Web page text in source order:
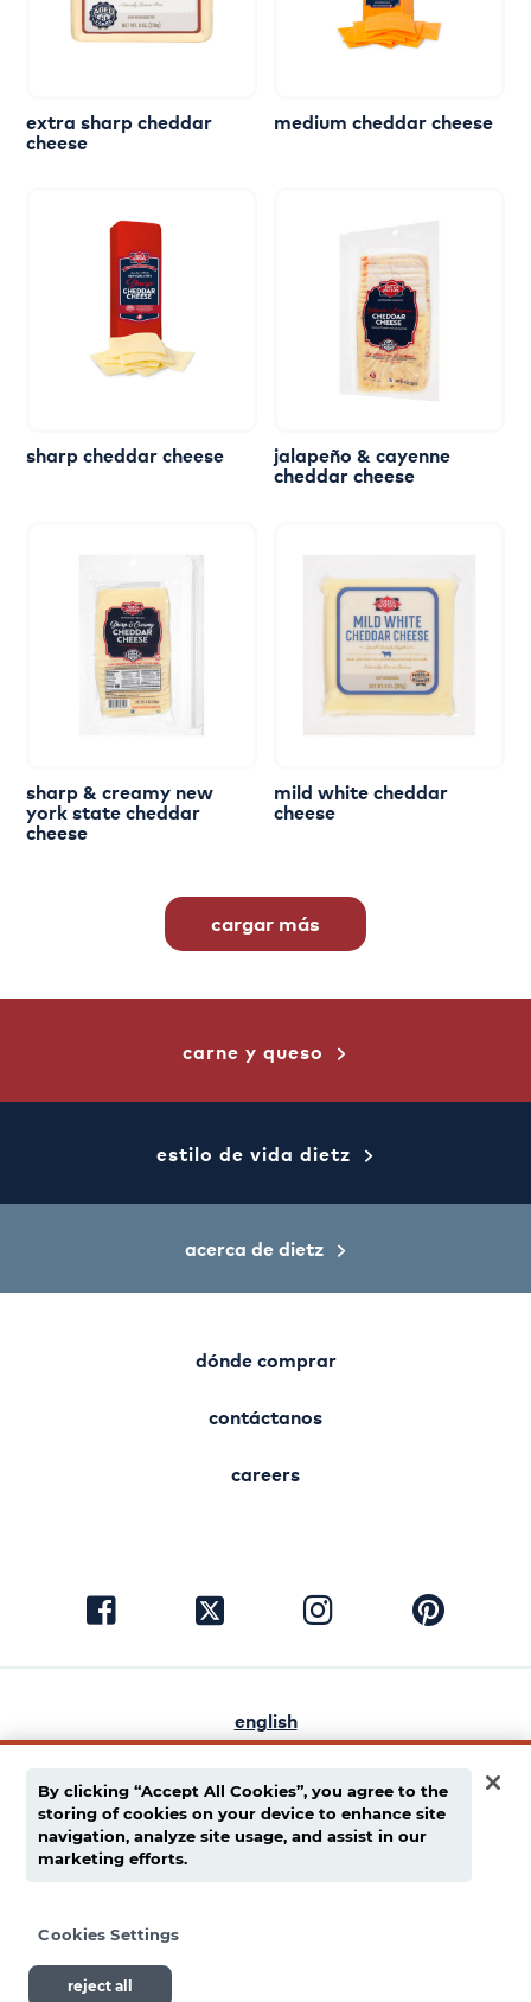
extra sharpcheddar
cheese
medium cheddarcheese
sharpcheddarcheese jalapeño & cayenne
cheddarcheese
sharp& creamy new
yorkstatecheddar
cheese
mild whitecheddar
cheese
cargar más
carne y queso
estilo de vida dietz
acerca de dietz
dónde comprar
contáctanos
careers
visit
facebook
visit
visit
instagram
visit
pinterest
english
política de privacidad
cadena de suministro
© 1939 - 2026 Dietz & Watson. Todos los derechos
By clicking “Accept All Cookies”, you agree to the
storing of cookies on your device to enhance site
navigation, analyze site usage, and assist in our
marketing efforts.
Cookies Settings
reject all